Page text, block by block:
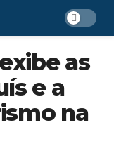
as
e a
na